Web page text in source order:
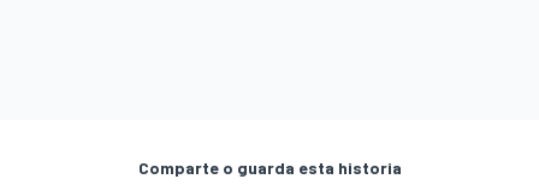
Comparte o guarda esta historia